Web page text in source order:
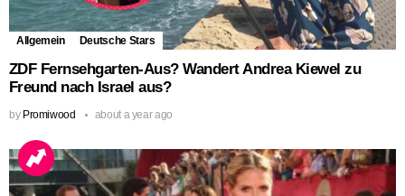
Allgemein Deutsche Stars
ZDF Fernsehgarten-Aus? Wandert Andrea Kiewel zu
Freund nach Israel aus?
by Promiwood about a year ago